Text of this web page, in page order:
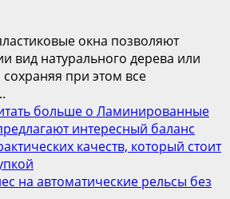
окна позволяют
вид натурального дерева или
при этом все
больше о Ламинированные
интересный баланс
качеств, который стоит
на автоматические рельсы без